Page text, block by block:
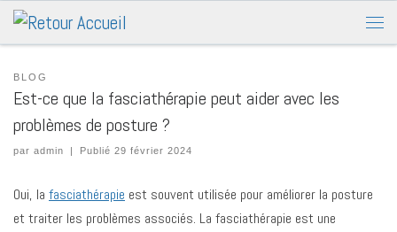
BLOG
Est-ce que la fasciathérapie peut aider avec les
problèmes de posture ?
par admin | Publié29 février 2024
Oui, la fasciathérapie est souvent utilisée pour améliorer la posture
et traiter les problèmes associés. La fasciathérapie est une